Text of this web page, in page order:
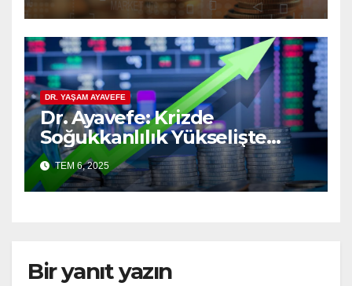
DR. YAŞAM AYAVEFE
Dr. Ayavefe: Krizde
Soğukkanlılık Yükselişte
Bilgelik
TEM 6, 2025
Bir yanıt yazın